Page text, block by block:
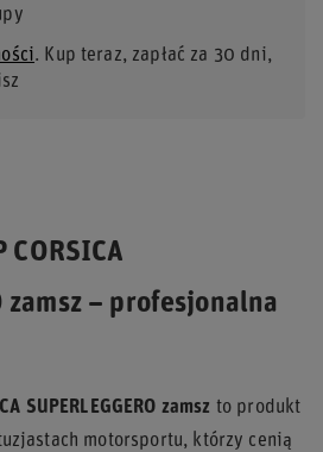
. Kup teraz, zapłać za 30 dni,
zamsz – profesjonalna
SUPERLEGGERO zamsz to produkt
motorsportu, którzy cenią